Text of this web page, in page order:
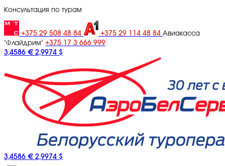
Консультация по турам
+375 29 508 48 84 +375 29 114 48 84 Авиакасса
"Флайдрим" +375 17 3 666 999
3,4586 € 2,9974 $
3,4586 € 2,9974 $